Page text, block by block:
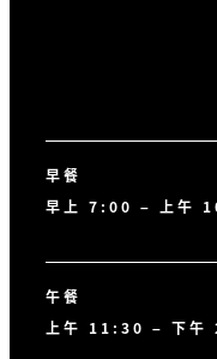
早餐
早上 7:00 – 上午
午餐
上午 11:30 – 下午